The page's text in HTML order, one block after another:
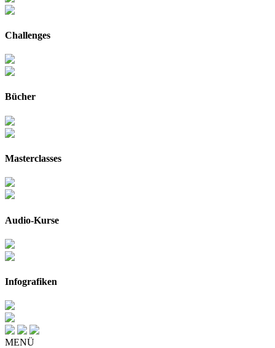
Challenges
Bücher
Masterclasses
Audio-Kurse
Infografiken
MENÜ